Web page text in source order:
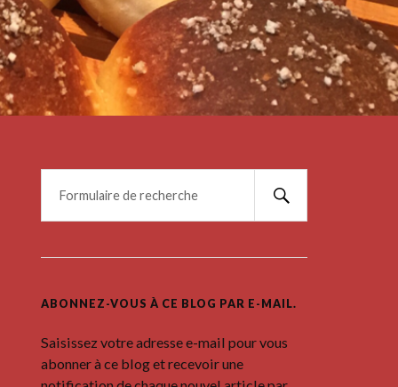
ABONNEZ-VOUS À CE BLOG PAR E-MAIL.
Saisissez votre adresse e-mail pour vous
abonner à ce blog et recevoir une